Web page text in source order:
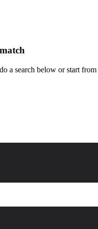
a search below or start from